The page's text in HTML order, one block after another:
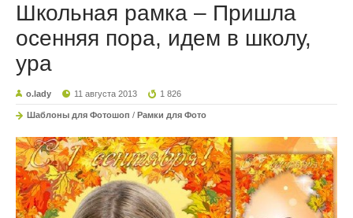
Школьная рамка – Пришла
осенняя пора, идем в школу,
ура
o.lady 11 августа 2013 1 826
Шаблоны для Фотошоп / Рамки для Фото